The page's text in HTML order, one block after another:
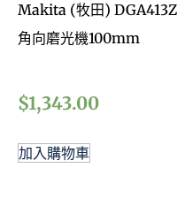
Makita (牧田) DGA413Z
角向磨光機100mm
$1,343.00
加入購物車